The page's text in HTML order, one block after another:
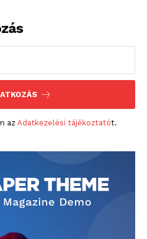
az Adatkezelési tájékoztatót.